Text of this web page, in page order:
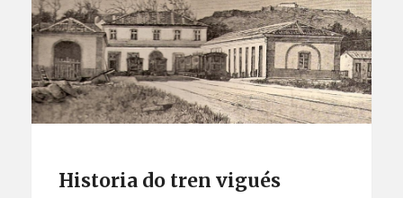
Historia do tren vigués